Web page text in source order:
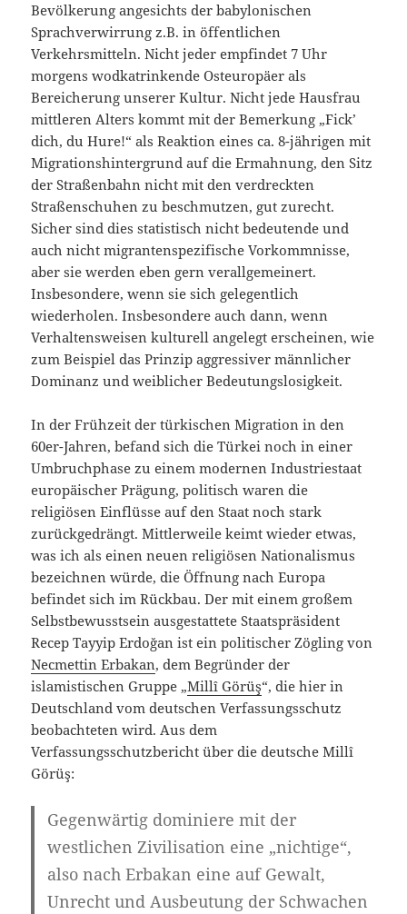
Bevölkerung angesichts der babylonischen
Sprachverwirrung z.B. in öffentlichen
Verkehrsmitteln. Nicht jeder empfindet 7 Uhr
morgens wodkatrinkende Osteuropäer als
Bereicherung unserer Kultur. Nicht jede Hausfrau
mittleren Alters kommt mit der Bemerkung „Fick’
dich, du Hure!“ als Reaktion eines ca. 8-jährigen mit
Migrationshintergrund auf die Ermahnung, den Sitz
der Straßenbahn nicht mit den verdreckten
Straßenschuhen zu beschmutzen, gut zurecht.
Sicher sind dies statistisch nicht bedeutende und
auch nicht migrantenspezifische Vorkommnisse,
aber sie werden eben gern verallgemeinert.
Insbesondere, wenn sie sich gelegentlich
wiederholen. Insbesondere auch dann, wenn
Verhaltensweisen kulturell angelegt erscheinen, wie
zum Beispiel das Prinzip aggressiver männlicher
Dominanz und weiblicher Bedeutungslosigkeit.
In der Frühzeit der türkischen Migration in den
60er-Jahren, befand sich die Türkei noch in einer
Umbruchphase zu einem modernen Industriestaat
europäischer Prägung, politisch waren die
religiösen Einflüsse auf den Staat noch stark
zurückgedrängt. Mittlerweile keimt wieder etwas,
was ich als einen neuen religiösen Nationalismus
bezeichnen würde, die Öffnung nach Europa
befindet sich im Rückbau. Der mit einem großem
Selbstbewusstsein ausgestattete Staatspräsident
Recep Tayyip Erdoğan ist ein politischer Zögling von
Necmettin Erbakan, dem Begründer der
islamistischen Gruppe „Millî Görüş“, die hier in
Deutschland vom deutschen Verfassungsschutz
beobachteten wird. Aus dem
Verfassungsschutzbericht über die deutsche Millî
Görüş:
Gegenwärtig dominiere mit der
westlichen Zivilisation eine „nichtige“,
also nach Erbakan eine auf Gewalt,
Unrecht und Ausbeutung der Schwachen